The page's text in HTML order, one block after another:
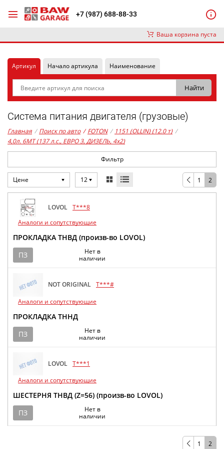
+7 (987) 688-88-33
Ваша корзина пуста
Артикул Начало артикула Наименование
Система питания двигателя (грузовые)
Главная / Поиск по авто / FOTON / 1151 (OLLIN) (12.0 т) /
4,0л. 6MT (137 л.с., ЕВРО 3, ДИЗЕЛЬ, 4x2)
Фильтр
Цене 12 1 2
LOVOL T***8
Аналоги и сопутствующие
ПРОКЛАДКА ТНВД (произв-во LOVOL)
ПЗ
Нет в
наличии
NOT ORIGINAL T***#
Аналоги и сопутствующие
ПРОКЛАДКА ТННД
ПЗ
Нет в
наличии
LOVOL T***1
Аналоги и сопутствующие
ШЕСТЕРНЯ ТНВД (Z=56) (произв-во LOVOL)
ПЗ
Нет в
наличии
1 2